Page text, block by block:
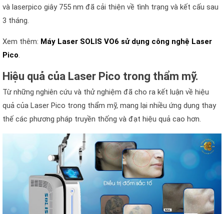
và laserpico giây 755 nm đã cải thiện về tình trạng và kết cấu sau
3 tháng.
Xem thêm: Máy Laser SOLIS VO6 sử dụng công nghệ Laser
Pico.
Hiệu quả của Laser Pico trong thẩm mỹ.
Từ những nghiên cứu và thử nghiệm đã cho ra kết luận về hiệu
quả của Laser Pico trong thẩm mỹ, mang lại nhiều ứng dụng thay
thế các phương pháp truyền thống và đạt hiệu quả cao hơn.